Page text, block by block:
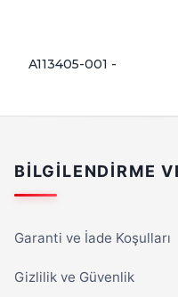
A113405-001 -
BILGILENDIRME
Garanti ve İade Koşulları
Gizlilik ve Güvenlik